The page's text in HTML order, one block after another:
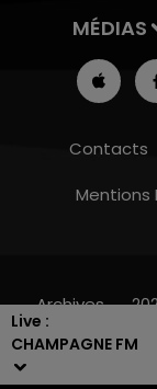
Live :
CHAMPAGNE FM
MÉDIAS
Contacts
Mentions
Archives